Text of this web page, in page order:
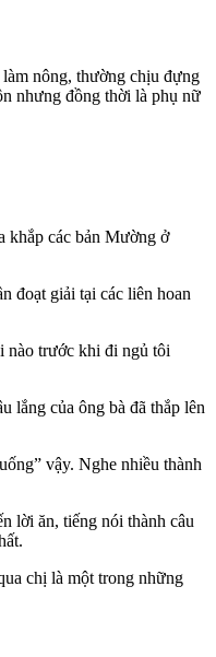
nông, thường chịu đựng
nhưng đồng thời là phụ nữ
khắp các bản Mường ở
đoạt giải tại các liên hoan
nào trước khi đi ngủ tôi
lắng của ông bà đã thắp lên
vậy. Nghe nhiều thành
lời ăn, tiếng nói thành câu
chị là một trong những